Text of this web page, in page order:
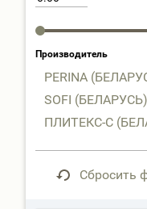
Производитель
PERINA
SOFI (БЕЛАРУСЬ)
ПЛИТЕКС-С
Сбросить